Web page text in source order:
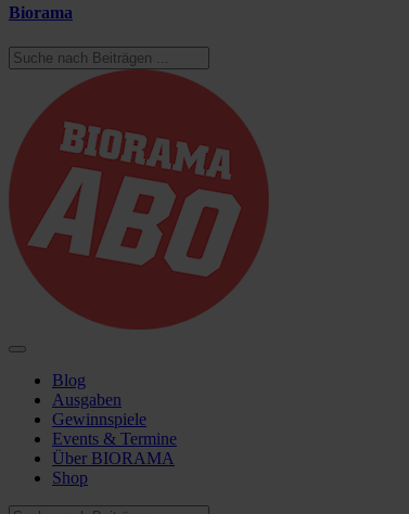
Biorama
Blog
Ausgaben
Gewinnspiele
Events & Termine
Über BIORAMA
Shop